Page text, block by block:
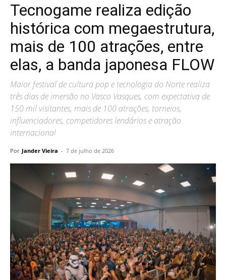
Tecnogame realiza edição
histórica com megaestrutura,
mais de 100 atrações, entre
elas, a banda japonesa FLOW
Maior festival de cultura pop e tecnologia do Norte realiza
três dias de imersão no Vasco Vasques, com expectativa de
150 mil visitantes, mais de 100 atrações, torneios,
influenciadores, competidores lendários e atração
internacional
Por Jander Vieira - 7 de julho de 2026